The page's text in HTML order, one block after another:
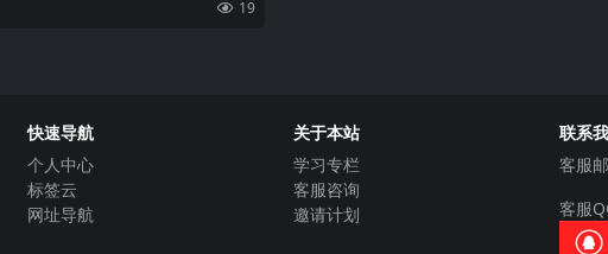
19
快速导航
个人中心
标签云
网址导航
关于本站
学习专栏
客服咨询
邀请计划
联系
客服
客服